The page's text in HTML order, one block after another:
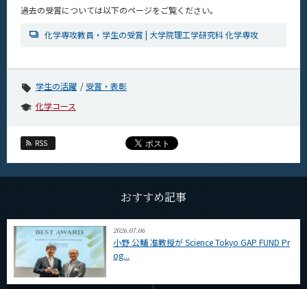
過去の受賞については以下のページをご覧ください。
化学専攻教員・学生の受賞 | 大学院理工学研究科 化学専攻
学生の活躍
受賞・表彰
化学コース
RSS
おすすめ記事
2026.07.06
小野 公輔 准教授が Science Tokyo GAP FUND Pr
og...
Event Calendar
系詳細情報
CLOSE